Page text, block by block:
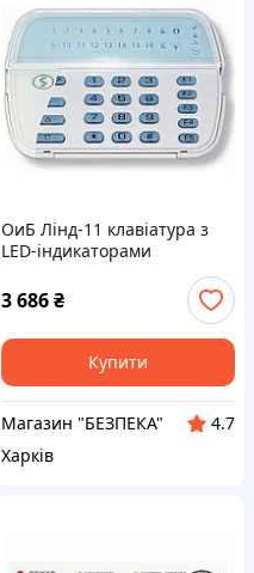
ОиБ Лінд-11 клавіатура з
LED-індикаторами
3 686₴
Купити
Магазин "БЕЗПЕКА"
4.7
Харків